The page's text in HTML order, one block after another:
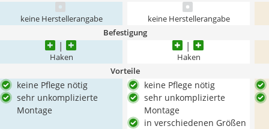
keine Herstellerangabe keine Herstellerangabe
Befestigung
Haken Haken
Vorteile
keine Pflege nötig
sehr unkomplizierte
Montage
keine Pflege nötig
sehr unkomplizierte
Montage
in verschiedenen Größen